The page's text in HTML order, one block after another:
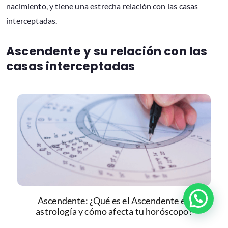
nacimiento, y tiene una estrecha relación con las casas
interceptadas.
Ascendente y su relación con las
casas interceptadas
Ascendente: ¿Qué es el Ascendente en
astrología y cómo afecta tu horóscopo?